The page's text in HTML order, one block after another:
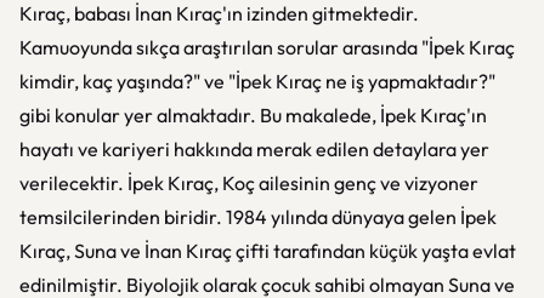
Kıraç, babası İnan Kıraç'ın izinden gitmektedir.
Kamuoyunda sıkça araştırılan sorular arasında "İpek Kıraç
kimdir, kaç yaşında?" ve "İpek Kıraç ne iş yapmaktadır?"
gibi konular yer almaktadır. Bu makalede, İpek Kıraç'ın
hayatı ve kariyeri hakkında merak edilen detaylara yer
verilecektir. İpek Kıraç, Koç ailesinin genç ve vizyoner
temsilcilerinden biridir. 1984 yılında dünyaya gelen İpek
Kıraç, Suna ve İnan Kıraç çifti tarafından küçük yaşta evlat
edinilmiştir. Biyolojik olarak çocuk sahibi olmayan Suna ve